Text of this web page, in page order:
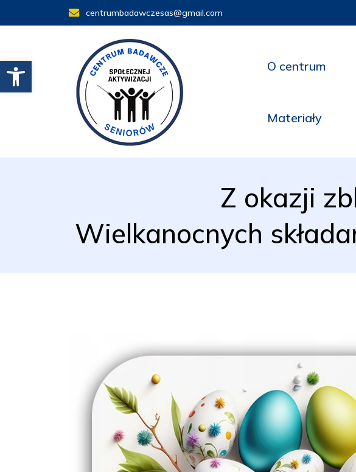
Otwórz pasek narzędzi
centrumbadawczesas@gmail.com
O centrum
Materiały
Z okazji
Wielkanocnych